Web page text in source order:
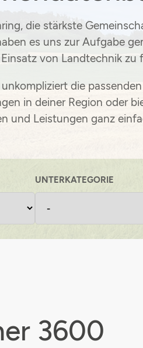
die stärkste
es uns zur Aufgabe
von Landtechnik zu
die
in deiner Region oder
und Leistungen ganz
UNTERKATEGORIE
3600